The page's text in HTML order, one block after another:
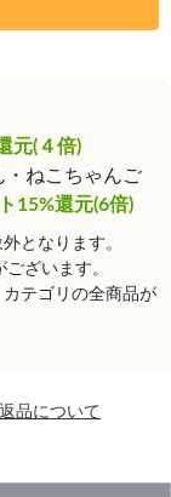
元(４倍)
ねこちゃんご
15%還元(6倍)
となります。
ざいます。
テゴリの全商品が
品について